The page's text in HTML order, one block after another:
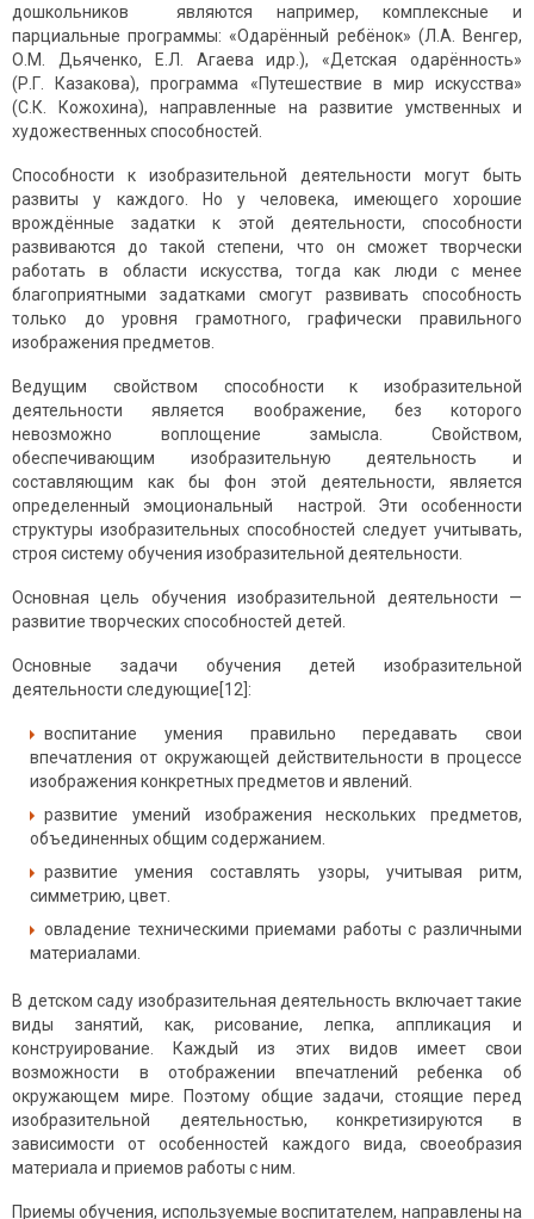
дошкольников являются например, комплексные и
парциальные программы: «Одарённый ребёнок» (Л.А. Венгер,
О.М. Дьяченко, Е.Л. Агаева идр.), «Детская одарённость»
(Р.Г. Казакова), программа «Путешествие в мир искусства»
(С.К. Кожохина), направленные на развитие умственных и
художественных способностей.
Способности к изобразительной деятельности могут быть
развиты у каждого. Но у человека, имеющего хорошие
врождённые задатки к этой деятельности, способности
развиваются до такой степени, что он сможет творчески
работать в области искусства, тогда как люди с менее
благоприятными задатками смогут развивать способность
только до уровня грамотного, графически правильного
изображения предметов.
Ведущим свойством способности к изобразительной
деятельности является воображение, без которого
невозможно воплощение замысла. Свойством,
обеспечивающим изобразительную деятельность и
составляющим как бы фон этой деятельности, является
определенный эмоциональный настрой. Эти особенности
структуры изобразительных способностей следует учитывать,
строя систему обучения изобразительной деятельности.
Основная цель обучения изобразительной деятельности —
развитие творческих способностей детей.
Основные задачи обучения детей изобразительной
деятельности следующие[12]:
воспитание умения правильно передавать свои
впечатления от окружающей действительности в процессе
изображения конкретных предметов и явлений.
развитие умений изображения нескольких предметов,
объединенных общим содержанием.
развитие умения составлять узоры, учитывая ритм,
симметрию, цвет.
овладение техническими приемами работы с различными
материалами.
В детском саду изобразительная деятельность включает такие
виды занятий, как, рисование, лепка, аппликация и
конструирование. Каждый из этих видов имеет свои
возможности в отображении впечатлений ребенка об
окружающем мире. Поэтому общие задачи, стоящие перед
изобразительной деятельностью, конкретизируются в
зависимости от особенностей каждого вида, своеобразия
материала и приемов работы с ним.
Приемы обучения, используемые воспитателем, направлены на